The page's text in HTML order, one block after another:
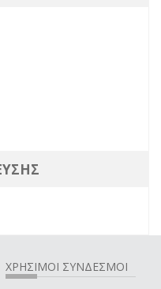
ΧΡΗΣΙΜΟΙ ΣΥΝΔΕΣΜΟΙ